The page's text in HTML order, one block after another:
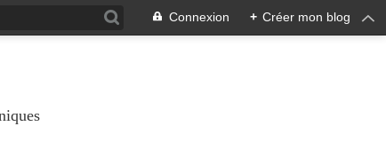
Connexion + Créer mon blog